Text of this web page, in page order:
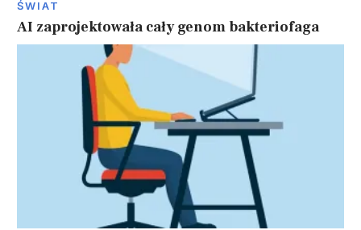
ŚWIAT
AI zaprojektowała cały genom bakteriofaga